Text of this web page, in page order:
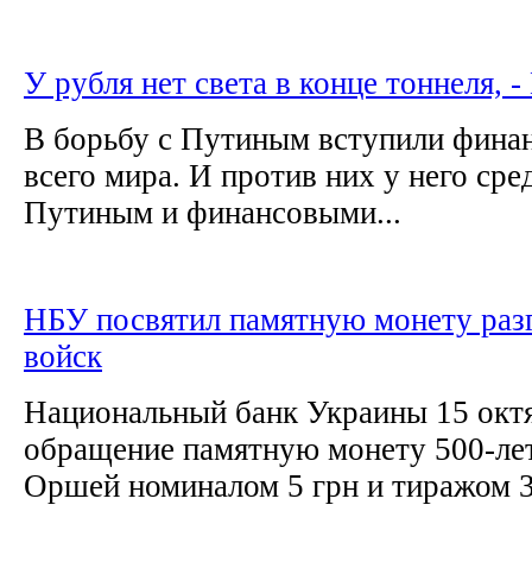
У рубля нет света в конце тоннеля,
В борьбу с Путиным вступили
всего мира. И против них у него
Путиным и финансовыми...
НБУ посвятил памятную монету
войск
Национальный банк Украины 15
обращение памятную монету 500-
Оршей номиналом 5 грн и тиражом